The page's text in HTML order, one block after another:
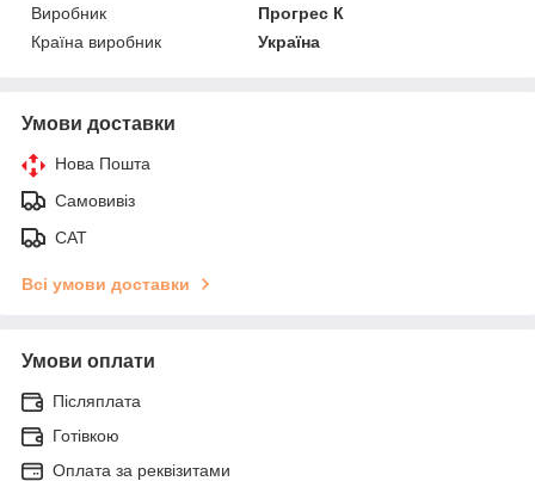
Виробник
Прогрес К
Країна виробник
Україна
Умови доставки
Нова Пошта
Самовивіз
САТ
Всі умови доставки
Умови оплати
Післяплата
Готівкою
Оплата за реквізитами